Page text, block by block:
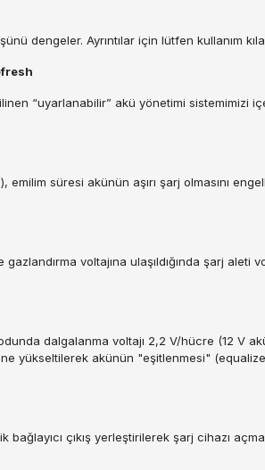
dengeler. Ayrıntılar için lütfen kullanım
“uyarlanabilir” akü yönetimi sistemimizi
süresi akünün aşırı şarj olmasını
voltajına ulaşıldığında şarj aleti
dalgalanma voltajı 2,2 V/hücre (12 V
akünün "eşitlenmesi" (equalize)
bağlayıcı çıkış yerleştirilerek şarj cihazı